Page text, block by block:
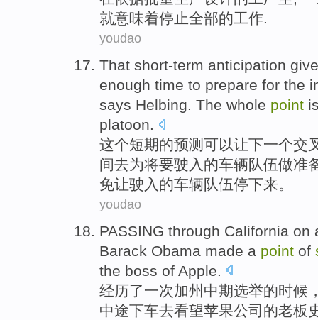
就意味着停止全部的工作.
youdao
That short-term anticipation
enough time to prepare for the
says Helbing. The whole point
platoon.
这个短期的预测 可以让下一个交
间去为将要驶入 的车辆队伍做准
免让驶入的车辆队伍停下来。
youdao
PASSING through California on
Barack Obama made a point of
the boss of Apple
经历了一次加州 中期选举的时候
中途下车去看望苹果公司的老板